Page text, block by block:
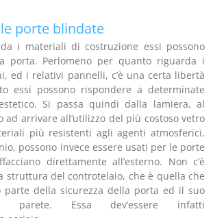
porte blindate
i materiali di costruzione essi possono
porta. Perlomeno per quanto riguarda i
ed i relativi pannelli, c’è una certa libertà
essi possono rispondere a determinate
Si passa quindi dalla lamiera, al
ad arrivare all’utilizzo del più costoso vetro
più resistenti agli agenti atmosferici,
possono invece essere usati per le porte
direttamente all’esterno. Non c’è
struttura del controtelaio, che è quella che
parte della sicurezza della porta ed il suo
parete. Essa dev’essere infatti